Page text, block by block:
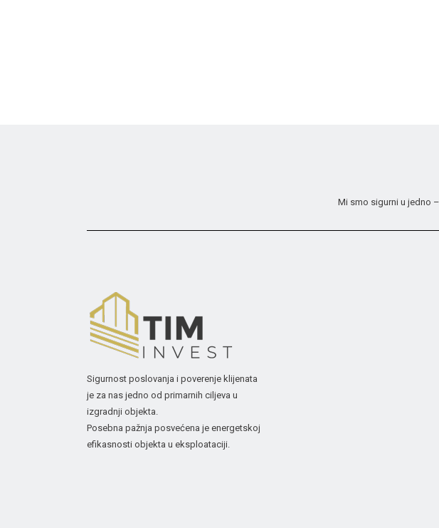
Mi smo sigurni u jedno
Sigurnost poslovanja i poverenje klijenata
je za nas jedno od primarnih ciljeva u
izgradnji objekta.
Posebna pažnja posvećena je energetskoj
efikasnosti objekta u eksploataciji.